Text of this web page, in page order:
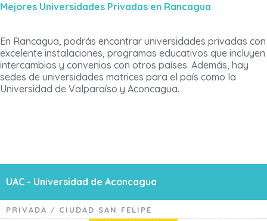
Mejores Universidades Privadas en Rancagua
En Rancagua, podrás encontrar universidades privadas con
excelente instalaciones, programas educativos que incluyen
intercambios y convenios con otros países. Además, hay
sedes de universidades matrices para el país como la
Universidad de Valparaíso y Aconcagua.
UAC - Universidad de Aconcagua
PRIVADA / CIUDAD SAN FELIPE